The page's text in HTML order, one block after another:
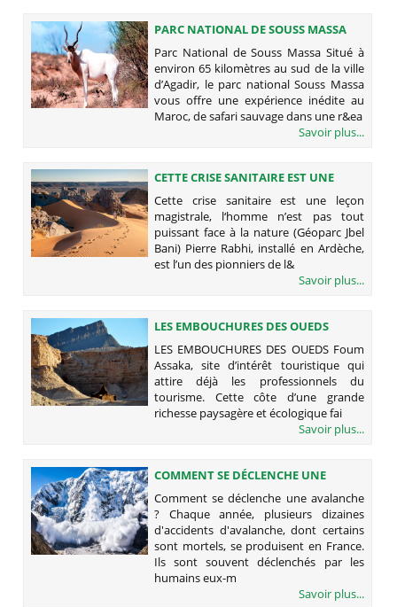
PARC NATIONAL DE SOUSS MASSA
Parc National de Souss Massa Situé à
environ 65 kilomètres au sud de la ville
d’Agadir, le parc national Souss Massa
vous offre une expérience inédite au
Maroc, de safari sauvage dans une r&ea
Savoir plus...
CETTE CRISE SANITAIRE EST UNE
LEÇON MAGISTRALE, L‘HOMME N’EST
PAS TOUT PUISSANT FACE À LA
NATURE (GÉOPARC JBEL BANI)
Cette crise sanitaire est une leçon
magistrale, l‘homme n’est pas tout
puissant face à la nature (Géoparc Jbel
Bani) Pierre Rabhi, installé en Ardèche,
est l’un des pionniers de l&
Savoir plus...
LES EMBOUCHURES DES OUEDS
LES EMBOUCHURES DES OUEDS Foum
Assaka, site d’intérêt touristique qui
attire déjà les professionnels du
tourisme. Cette côte d’une grande
richesse paysagère et écologique fai
Savoir plus...
COMMENT SE DÉCLENCHE UNE
AVALANCHE ?
Comment se déclenche une avalanche
? Chaque année, plusieurs dizaines
d'accidents d'avalanche, dont certains
sont mortels, se produisent en France.
Ils sont souvent déclenchés par les
humains eux-m
Savoir plus...